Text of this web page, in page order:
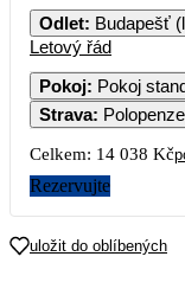
Odlet: Budapešť
Letový řád
Pokoj:
Strava:
Celkem: 14 038 Kč
Rezervujte
uložit do oblíbených